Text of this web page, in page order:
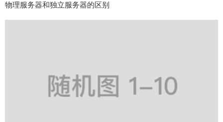
物理服务器和独立服务器的区别